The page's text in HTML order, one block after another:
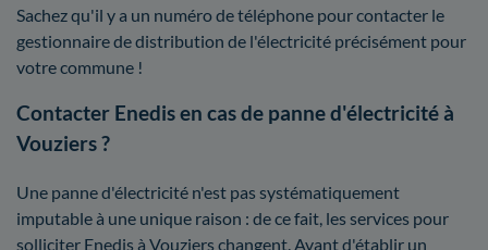
Sachez qu'il y a un numéro de téléphone pour contacter le
gestionnaire de distribution de l'électricité précisément pour
votre commune !
Contacter Enedis en cas de panne d'électricité à
Vouziers ?
Une panne d'électricité n'est pas systématiquement
imputable à une unique raison : de ce fait, les services pour
solliciter Enedis à Vouziers changent. Avant d'établir un